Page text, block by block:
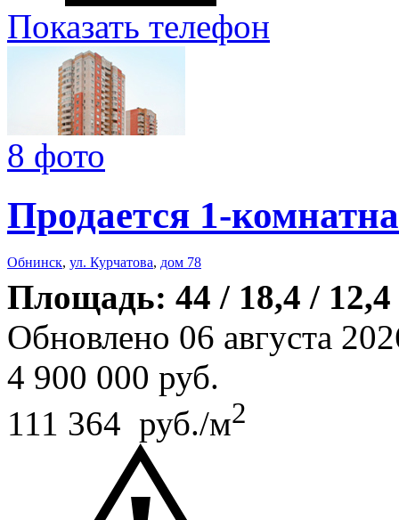
Показать телефон
8 фото
Продается 1-
Обнинск, ул. Курчатова, дом 78
Площадь: 44 / 18,4 /
Обновлено 06 августа
4 900 000 руб.
111 364 руб./м2